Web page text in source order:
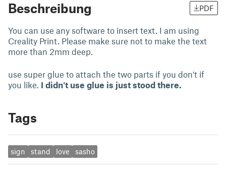
Beschreibung PDF
You can use any software to insert text. I am using
Creality Print. Please make sure not to make the text
more than 2mm deep.
use super glue to attach the two parts if you don't if
you like. I didn't use glue is just stood there.
Tags
sign stand love sasho